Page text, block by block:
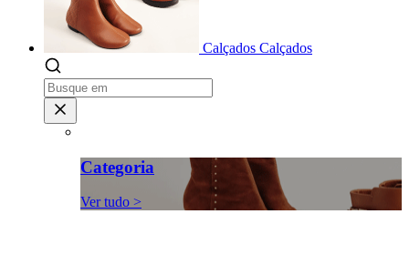
Calçados Calçados
Categoria
Ver tudo >